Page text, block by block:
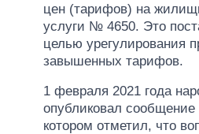
цен (тарифов) на
услуги № 4650. Это
целью урегулирования
завышенных тарифов.
1 февраля 2021 года
опубликовал сообщение
котором отметил, что